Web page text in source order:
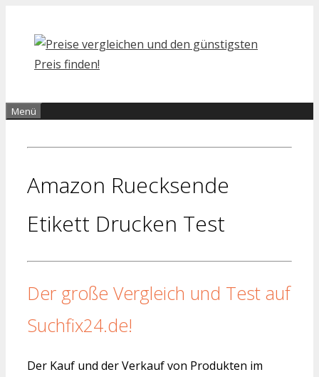
Inhalt
springen
Menü
Amazon Ruecksende
Etikett Drucken Test
Der große Vergleich und Test auf
Suchfix24.de!
Der Kauf und der Verkauf von Produkten im